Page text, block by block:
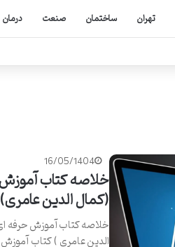
تهران ساختمان صنعت درمان
16/05/1404
(کمال الدین عامری)